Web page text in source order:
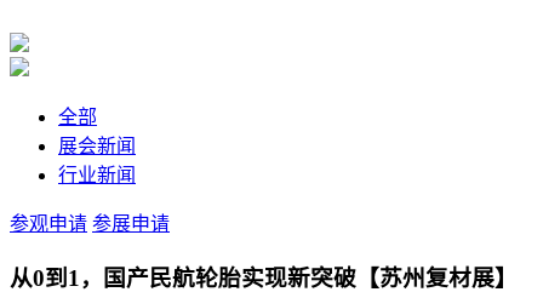
全部
展会新闻
行业新闻
参观申请 参展申请
从0到1，国产民航轮胎实现新突破【苏州复材展】